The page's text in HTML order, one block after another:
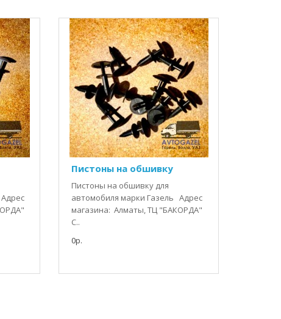
Пистоны на обшивку
Пистоны на обшивку для
автомобиля марки Газель Адрес
магазина: Алматы, ТЦ "БАКОРДА"
C..
0р.